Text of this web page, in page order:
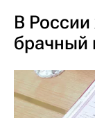
В России
брачный